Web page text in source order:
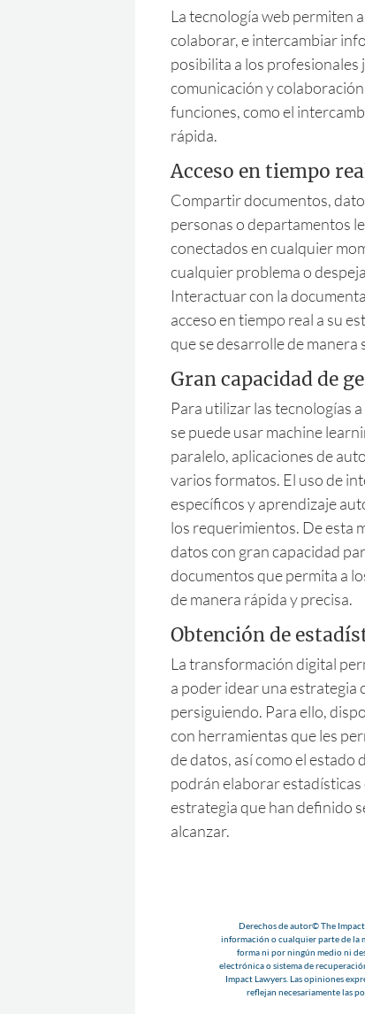
La tecnología web permiten
colaborar, e intercambiar
posibilita a los
comunicación y
funciones, como el
rápida.
Acceso en tiempo
Compartir documentos,
personas o departamentos
conectados en cualquier
cualquier problema o
Interactuar con la
acceso en tiempo real a su
que se desarrolle de manera
Gran capacidad de
Para utilizar las tecnologías
se puede usar machine
paralelo, aplicaciones de
varios formatos. El uso de
específicos y aprendizaje
los requerimientos. De esta
datos con gran capacidad
documentos que permita a
de manera rápida y precisa.
Obtención de
La transformación digital
a poder idear una estrategia
persiguiendo. Para ello,
con herramientas que les
de datos, así como el estado
podrán elaborar
estrategia que han definido
alcanzar.
Derechos de autor© The Impact
información o cualquier parte de la
forma ni por ningún medio ni
electrónica o sistema de
Impact Lawyers. Las opiniones
reflejan necesariamente las